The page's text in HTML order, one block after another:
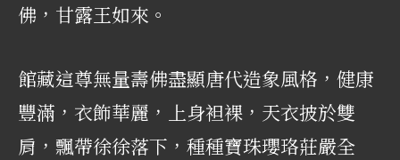
佛，甘露王如來。
館藏這尊無量壽佛盡顯唐代造象風格，健康
豐滿，衣飾華麗，上身袒裸，天衣披於雙
肩，飄帶徐徐落下，種種寶珠瓔珞莊嚴全